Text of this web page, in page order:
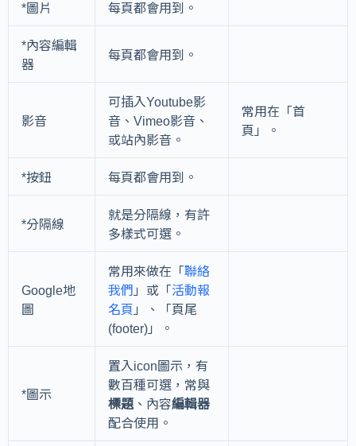
*圖片 每頁都會用到。
*內容編輯
器
每頁都會用到。
影音
可插入Youtube影
音、Vimeo影音、
或站內影音。
常用在「首
頁」。
*按鈕 每頁都會用到。
*分隔線
就是分隔線，有許
多樣式可選。
Google地
圖
常用來做在「 聯絡
我們 」或「 活動報
名頁 」、「頁尾
(footer)」。
*圖示
置入icon圖示，有
數百種可選，常與
標題 、內容編輯器
配合使用。